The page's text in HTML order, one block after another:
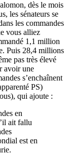
dès le mois
les sénateurs se
les commandes
vous alliez
1,1 million
Puis 28,4 millions
pas très élevé
avoir une
s’enchaînent
PS)
qui ajoute :
en
ait fallu
est en